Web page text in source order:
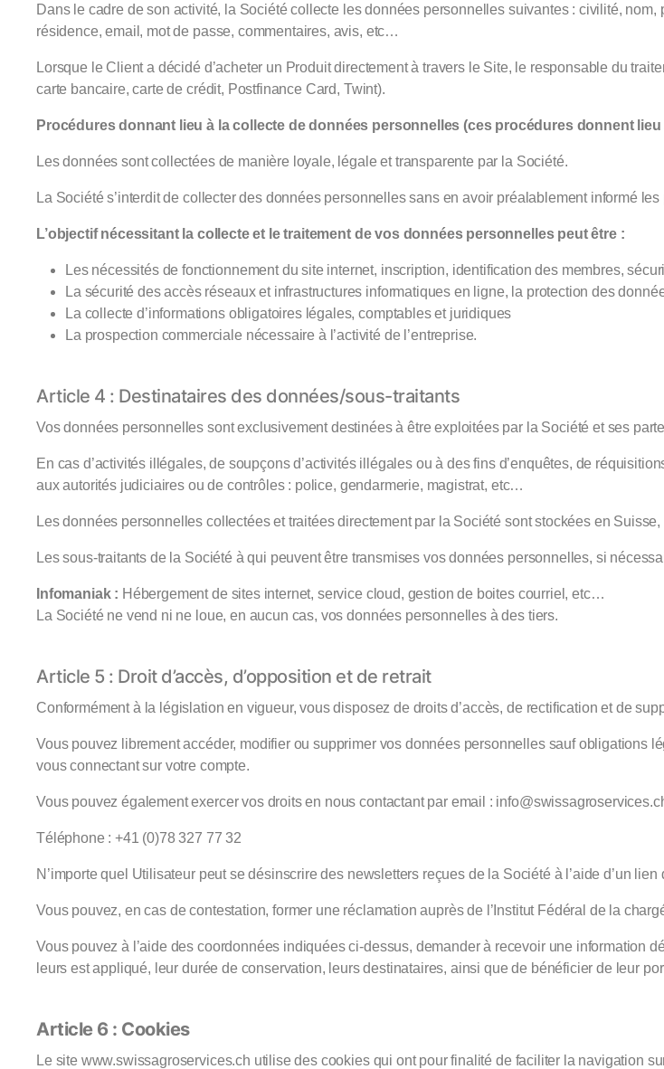
Dans le cadre de son activité, la Société collecte les données personnelles suivantes : civilité,
résidence, email, mot de passe, commentaires, avis, etc…
Lorsque le Client a décidé d’acheter un Produit directement à travers le Site, le responsable du
carte bancaire, carte de crédit, Postfinance Card, Twint).
Procédures donnant lieu à la collecte de données personnelles (ces procédures donnent
Les données sont collectées de manière loyale, légale et transparente par la Société.
La Société s’interdit de collecter des données personnelles sans en avoir préalablement informé
L’objectif nécessitant la collecte et le traitement de vos données personnelles peut être :
Les nécessités de fonctionnement du site internet, inscription, identification des membres,
La sécurité des accès réseaux et infrastructures informatiques en ligne, la protection des
La collecte d’informations obligatoires légales, comptables et juridiques
La prospection commerciale nécessaire à l’activité de l’entreprise.
Article 4 : Destinataires des données/sous-traitants
Vos données personnelles sont exclusivement destinées à être exploitées par la Société et ses
En cas d’activités illégales, de soupçons d’activités illégales ou à des fins d’enquêtes, de
aux autorités judiciaires ou de contrôles : police, gendarmerie, magistrat, etc…
Les données personnelles collectées et traitées directement par la Société sont stockées en
Les sous-traitants de la Société à qui peuvent être transmises vos données personnelles, si
Infomaniak : Hébergement de sites internet, service cloud, gestion de boites courriel, etc…
La Société ne vend ni ne loue, en aucun cas, vos données personnelles à des tiers.
Article 5 : Droit d’accès, d’opposition et de retrait
Conformément à la législation en vigueur, vous disposez de droits d’accès, de rectification et de
Vous pouvez librement accéder, modifier ou supprimer vos données personnelles sauf
vous connectant sur votre compte.
Vous pouvez également exercer vos droits en nous contactant par email :
Téléphone : +41 (0)78 327 77 32
N’importe quel Utilisateur peut se désinscrire des newsletters reçues de la Société à l’aide d’un
Vous pouvez, en cas de contestation, former une réclamation auprès de l’Institut Fédéral de la
Vous pouvez à l’aide des coordonnées indiquées ci-dessus, demander à recevoir une information
leurs est appliqué, leur durée de conservation, leurs destinataires, ainsi que de bénéficier de leur
Article 6 : Cookies
Le site www.swissagroservices.ch utilise des cookies qui ont pour finalité de faciliter la navigation